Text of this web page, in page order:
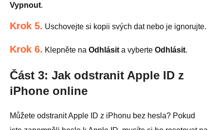
Vypnout.
Krok 5. Uschovejte si kopii svých dat nebo je ignorujte.
Krok 6. Klepněte na Odhlásit a vyberte Odhlásit.
Část 3: Jak odstranit Apple ID z
iPhone online
Můžete odstranit Apple ID z iPhonu bez hesla? Pokud